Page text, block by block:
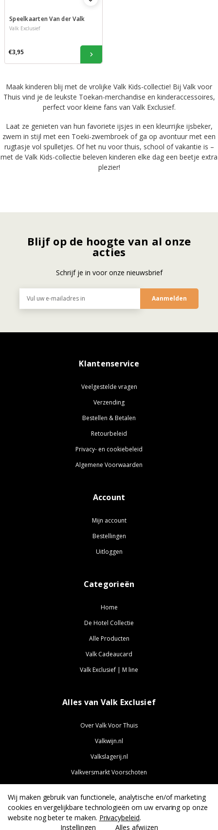
Speelkaarten Van der Valk
Valk Exclusief
€3,95
Maak kinderen blij met de vrolijke Valk Kids-collectie! Bij Valk voor
Thuis vind je de leukste Toekan-merchandise en kinderaccessoires,
perfect voor kleine fans van Valk Exclusief.
Laat ze genieten van hun favoriete ijsjes in een kleurrijke ijsbeker,
zwem in stijl met een Toeki-zwembroek of ga op avontuur met een
rugtasje vol spulletjes. Of het nu voor thuis, school of vakantie is –
met de Valk Kids-collectie beleven kinderen elke dag een beetje extra
plezier!
Blijf op de hoogte van al onze
acties
Schrijf je in voor onze nieuwsbrief
mailadres
Klantenservice
Veelgestelde vragen
Verzending
Bestellen & Betalen
Retourbeleid
Privacy- en cookiebeleid
Algemene Voorwaarden
Account
Mijn account
Bestellingen
Uitloggen
Categorieën
Home
De Hotel Collectie
Alle Producten
Valk Cadeaucard
Valk Exclusief | M line
Alles van Valk Exclusief
Over Valk Voor Thuis
Valkwijn.nl
Valkslagerij.nl
Valkversmarkt Voorschoten
ValkJobs.nl
Wij maken gebruik van functionele, analytische en/of marketing
cookies en vergelijkbare technologieën om uw ervaring op onze
website nog beter te maken. Privacybeleid.
Instellingen
Alles afwijzen